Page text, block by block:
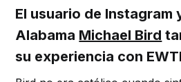
El usuario de Instagram
Alabama Michael Bird
su experiencia con